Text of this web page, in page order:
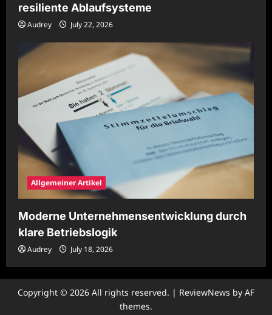
resiliente Ablaufsysteme
Audrey July 22, 2026
Allgemeiner Artikel
Moderne Unternehmensentwicklung durch
klare Betriebslogik
Audrey July 18, 2026
Copyright © 2026 All rights reserved. | ReviewNews by AF
themes.